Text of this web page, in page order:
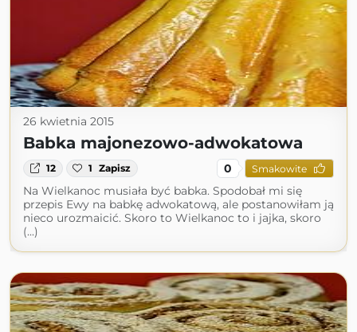
26 kwietnia 2015
Babka majonezowo-adwokatowa
12 1 Zapisz 0 Smakowite
Na Wielkanoc musiała być babka. Spodobał mi się
przepis Ewy na babkę adwokatową, ale postanowiłam ją
nieco urozmaicić. Skoro to Wielkanoc to i jajka, skoro
(...)